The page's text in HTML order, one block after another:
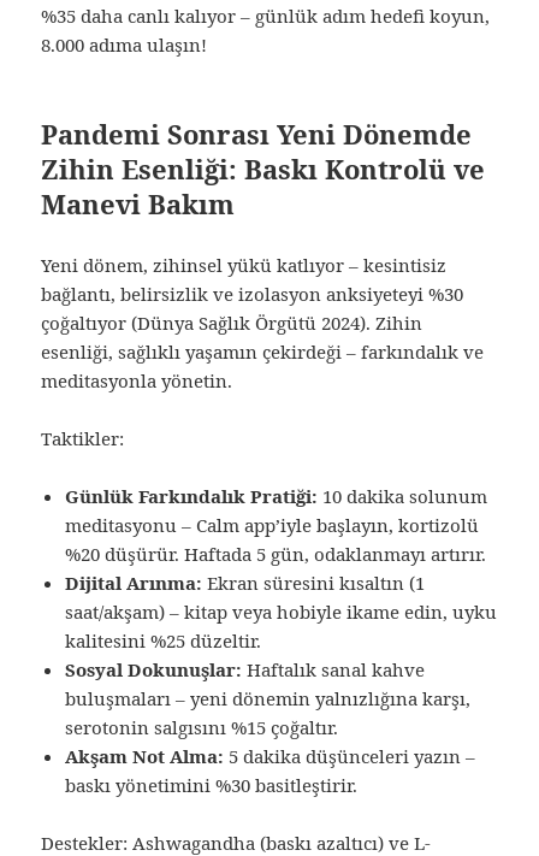
%35 daha canlı kalıyor – günlük adım hedefi koyun,
8.000 adıma ulaşın!
Pandemi Sonrası Yeni Dönemde
Zihin Esenliği: Baskı Kontrolü ve
Manevi Bakım
Yeni dönem, zihinsel yükü katlıyor – kesintisiz
bağlantı, belirsizlik ve izolasyon anksiyeteyi %30
çoğaltıyor (Dünya Sağlık Örgütü 2024). Zihin
esenliği, sağlıklı yaşamın çekirdeği – farkındalık ve
meditasyonla yönetin.
Taktikler:
Günlük Farkındalık Pratiği: 10 dakika solunum
meditasyonu – Calm app’iyle başlayın, kortizolü
%20 düşürür. Haftada 5 gün, odaklanmayı artırır.
Dijital Arınma: Ekran süresini kısaltın (1
saat/akşam) – kitap veya hobiyle ikame edin, uyku
kalitesini %25 düzeltir.
Sosyal Dokunuşlar: Haftalık sanal kahve
buluşmaları – yeni dönemin yalnızlığına karşı,
serotonin salgısını %15 çoğaltır.
Akşam Not Alma: 5 dakika düşünceleri yazın –
baskı yönetimini %30 basitleştirir.
Destekler: Ashwagandha (baskı azaltıcı) ve L-